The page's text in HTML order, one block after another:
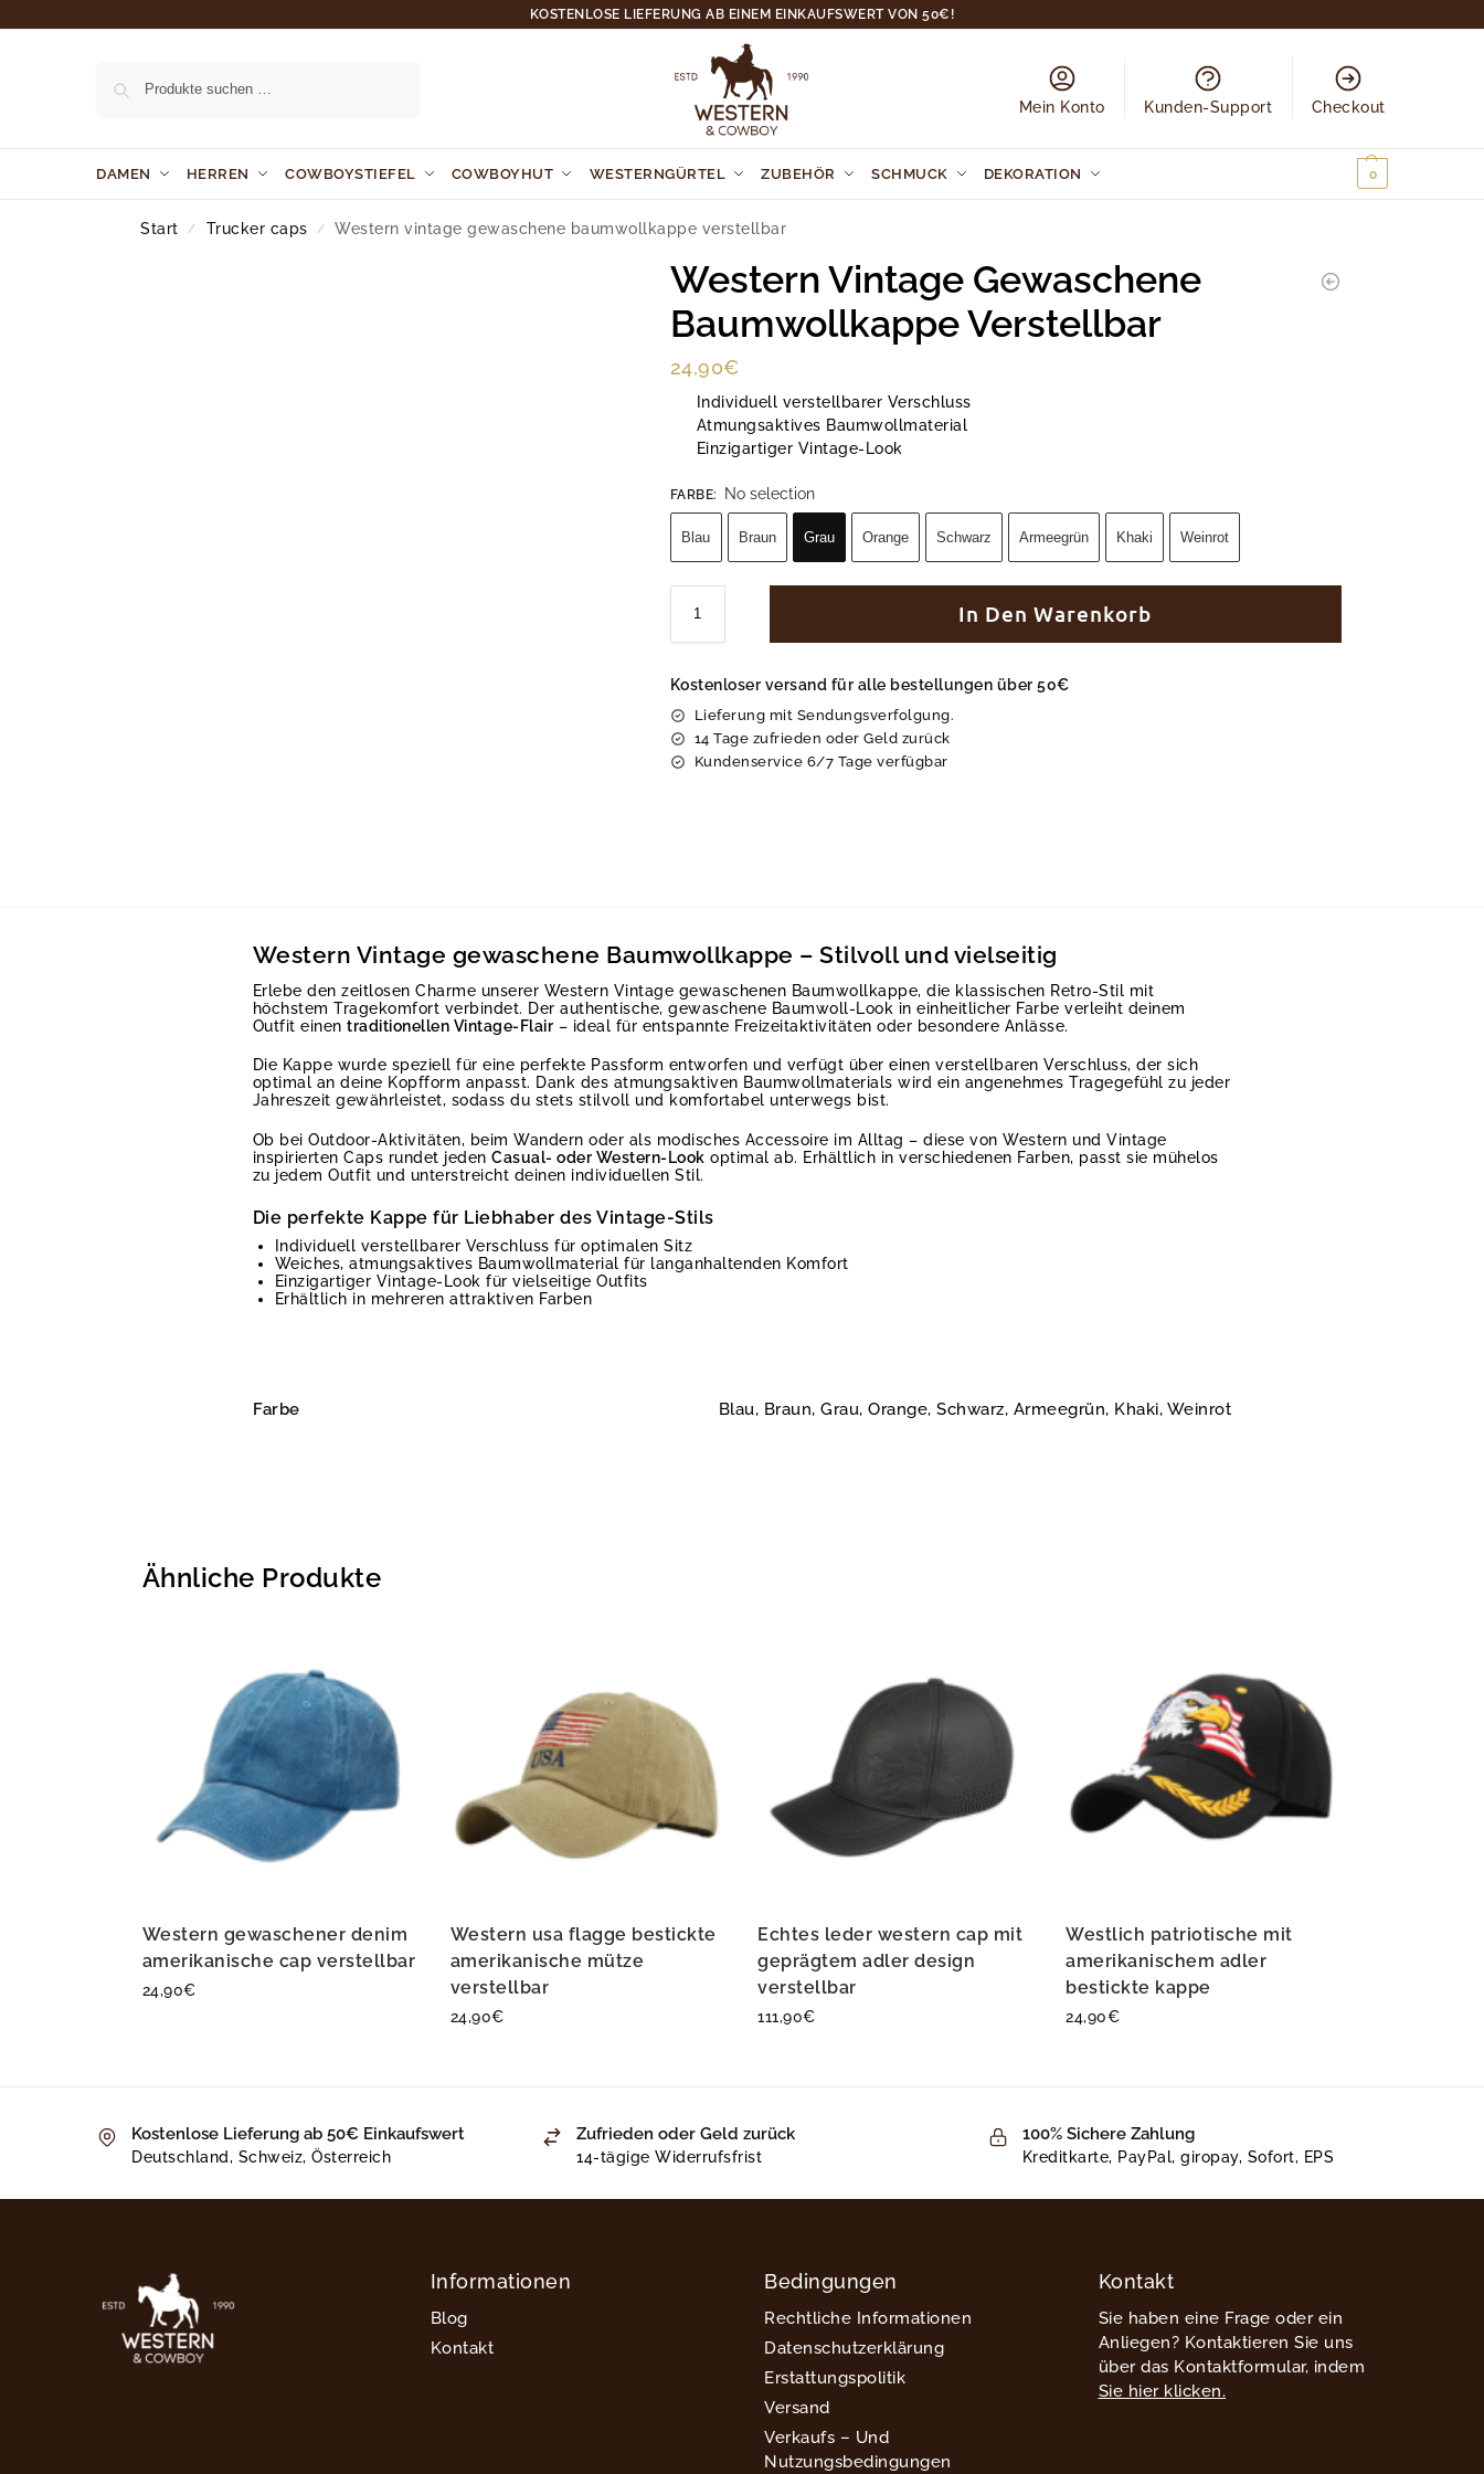
KOSTENLOSE LIEFERUNG AB EINEM EINKAUFSWERT VON 50€!
Mein Konto Kunden-Support Checkout
DAMEN HERREN COWBOYSTIEFEL COWBOYHUT WESTERNGÜRTEL ZUBEHÖR SCHMUCK DEKORATION 0
Start / Trucker caps / Western vintage gewaschene baumwollkappe verstellbar
Western Vintage Gewaschene
Baumwollkappe Verstellbar
24,90€
Individuell verstellbarer Verschluss
Atmungsaktives Baumwollmaterial
Einzigartiger Vintage-Look
FARBE: No selection
Blau Braun Grau Orange Schwarz Armeegrün Khaki Weinrot
In Den Warenkorb
Kostenloser versand für alle bestellungen über 50€
Lieferung mit Sendungsverfolgung.
14 Tage zufrieden oder Geld zurück
Kundenservice 6/7 Tage verfügbar
Western Vintage gewaschene Baumwollkappe – Stilvoll und vielseitig
Erlebe den zeitlosen Charme unserer Western Vintage gewaschenen Baumwollkappe, die klassischen Retro-Stil mit
höchstem Tragekomfort verbindet. Der authentische, gewaschene Baumwoll-Look in einheitlicher Farbe verleiht deinem
Outfit einentraditionellen Vintage-Flair – ideal für entspannte Freizeitaktivitäten oder besondere Anlässe.
Die Kappe wurde speziell für eine perfekte Passform entworfen und verfügt über einen verstellbaren Verschluss, der sich
optimal an deine Kopfform anpasst. Dank des atmungsaktiven Baumwollmaterials wird ein angenehmes Tragegefühl zu jeder
Jahreszeit gewährleistet, sodass du stets stilvoll und komfortabel unterwegs bist.
Ob bei Outdoor-Aktivitäten, beim Wandern oder als modisches Accessoire im Alltag – diese von Western und Vintage
inspirierten Caps rundet jedenCasual- oder Western-Look optimal ab. Erhältlich in verschiedenen Farben, passt sie mühelos
zu jedem Outfit und unterstreicht deinen individuellen Stil.
Die perfekte Kappe für Liebhaber des Vintage-Stils
Individuell verstellbarer Verschluss für optimalen Sitz
Weiches, atmungsaktives Baumwollmaterial für langanhaltenden Komfort
Einzigartiger Vintage-Look für vielseitige Outfits
Erhältlich in mehreren attraktiven Farben
Farbe Blau, Braun, Grau, Orange, Schwarz, Armeegrün, Khaki, Weinrot
Ähnliche Produkte
Western gewaschener denim
amerikanische cap verstellbar
24,90€
Western usa flagge bestickte
amerikanische mütze
verstellbar
24,90€
Echtes leder western cap mit
geprägtem adler design
verstellbar
111,90€
Westlich patriotische mit
amerikanischem adler
bestickte kappe
24,90€
Kostenlose Lieferung ab 50€ Einkaufswert
Deutschland, Schweiz, Österreich
Zufrieden oder Geld zurück
14-tägige Widerrufsfrist
100% Sichere Zahlung
Kreditkarte, PayPal, giropay, Sofort, EPS
Informationen
Blog
Kontakt
Bedingungen
Rechtliche Informationen
Datenschutzerklärung
Erstattungspolitik
Versand
Verkaufs – Und
Nutzungsbedingungen
Kontakt
Sie haben eine Frage oder ein
Anliegen? Kontaktieren Sie uns
über das Kontaktformular, indem
Sie hier klicken.